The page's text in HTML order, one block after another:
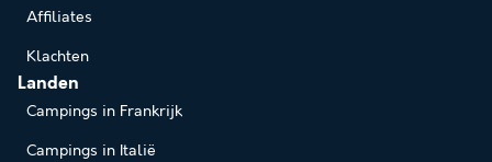
Affiliates
Klachten
Landen
Campings in Frankrijk
Campings in Italië